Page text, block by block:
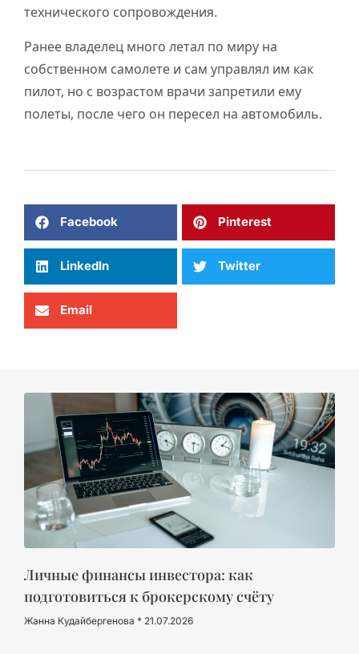
технического сопровождения.
Ранее владелец много летал по миру на
собственном самолете и сам управлял им как
пилот, но с возрастом врачи запретили ему
полеты, после чего он пересел на автомобиль.
Facebook Pinterest
LinkedIn Twitter
Email
Личные финансы инвестора: как
подготовиться к брокерскому счёту
Жанна Кудайбергенова 21.07.2026